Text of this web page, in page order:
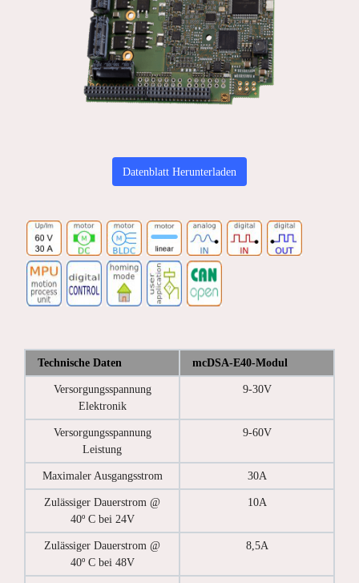
Datenblatt Herunterladen
Technische Daten mcDSA-E40-Modul
Versorgungsspannung
Elektronik
9-30V
Versorgungsspannung
Leistung
9-60V
Maximaler Ausgangsstrom 30A
Zulässiger Dauerstrom @
40º C bei 24V
10A
Zulässiger Dauerstrom @
40º C bei 48V
8,5A